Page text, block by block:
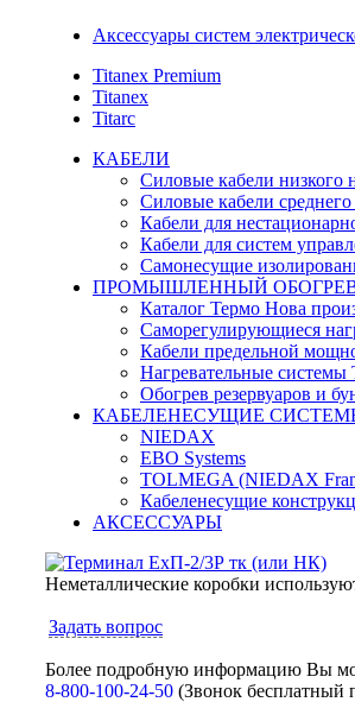
Аксессуары систем
Titanex Premium
Titanex
Titarc
КАБЕЛИ
Силовые кабели низкого
Силовые кабели
Кабели для
Кабели для систем
Самонесущие
ПРОМЫШЛЕННЫЙ
Каталог Термо Нова
Саморегулирующиеся
Кабели предельной
Нагревательные системы
Обогрев резервуаров и
КАБЕЛЕНЕСУЩИЕ
NIEDAX
EBO Systems
TOLMEGA (NIEDAX
Кабеленесущие
АКСЕССУАРЫ
Неметаллические коробки
Задать вопрос
Более подробную информацию Вы
8-800-100-24-50 (Звонок бесплатный